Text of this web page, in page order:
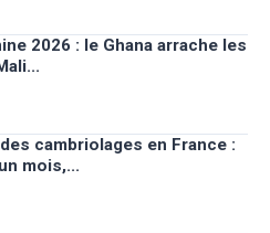
2026 : le Ghana arrache les
cambriolages en France :
mois,...